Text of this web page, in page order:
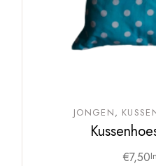
JONGEN
€7,50